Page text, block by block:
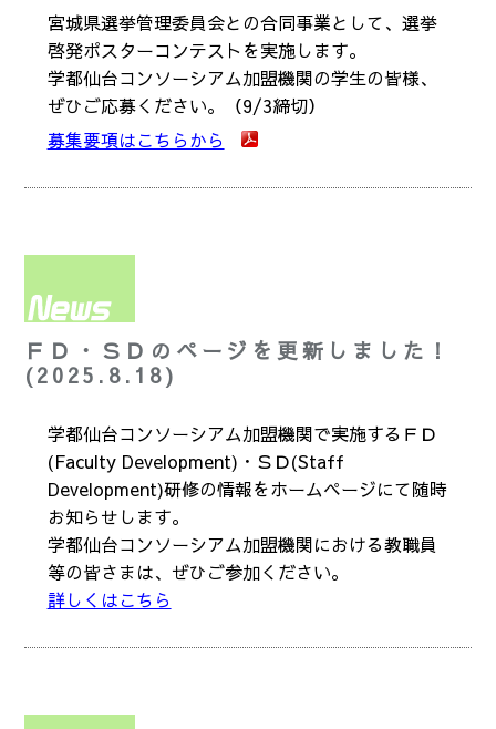
宮城県選挙管理委員会との合同事業として、選挙
啓発ポスターコンテストを実施します。
学都仙台コンソーシアム加盟機関の学生の皆様、
ぜひご応募ください。（9/3締切）
募集要項はこちらから
ＦＤ・ＳＤのページを更新しました！
(2025.8.18)
学都仙台コンソーシアム加盟機関で実施するＦＤ
(Faculty Development)・ＳＤ(Staff
Development)研修の情報をホームページにて随時
お知らせします。
学都仙台コンソーシアム加盟機関における教職員
等の皆さまは、ぜひご参加ください。
詳しくはこちら